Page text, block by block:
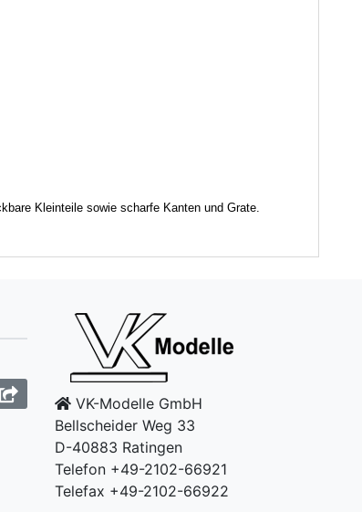
Kleinteile sowie scharfe Kanten und Grate.
VK-Modelle GmbH
Bellscheider Weg 33
D-40883 Ratingen
Telefon +49-2102-66921
Telefax +49-2102-66922